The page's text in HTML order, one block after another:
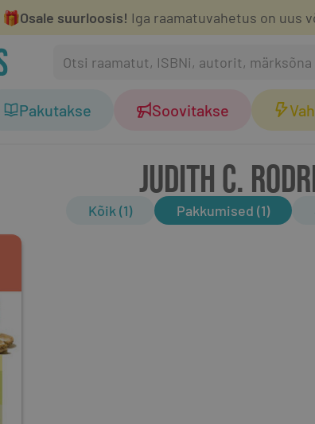
🎁Osale suurloosis! Iga raamatuvahetus on uus
Pakutakse Soovitakse
JUDITH C.
Kõik (1) Pakkumised (1)